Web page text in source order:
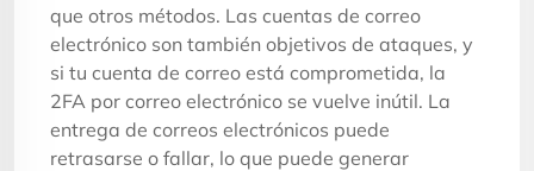
que otros métodos. Las cuentas de correo
electrónico son también objetivos de ataques, y
si tu cuenta de correo está comprometida, la
2FA por correo electrónico se vuelve inútil. La
entrega de correos electrónicos puede
retrasarse o fallar, lo que puede generar